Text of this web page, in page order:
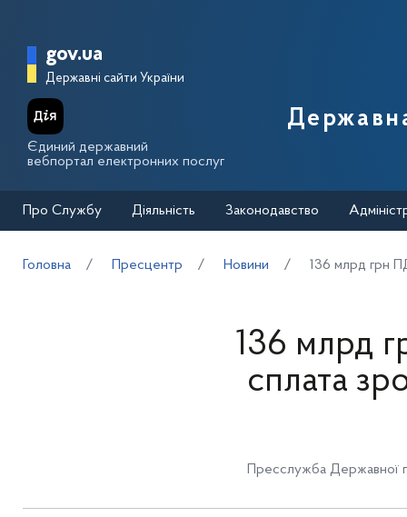
Головна сторінка Державної
gov.ua
Державні сайти України
Єдиний державний
вебпортал електронних послуг
Про Службу Діяльність Законодавство
Головна Пресцентр Новини 136 млрд грн
136 млрд
сплата
Пресслужба Державної